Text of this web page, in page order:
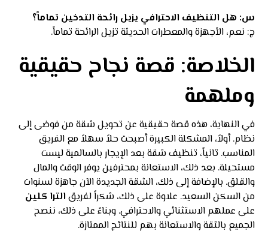
س: هل التنظيف الاحترافي يزيل رائحة التدخين تماماً؟
ج: نعم، الأجهزة والمعطرات الحديثة تزيل الرائحة تماماً.
الخلاصة: قصة نجاح حقيقية
وملهمة
في النهاية، هذه قصة حقيقية عن تحويل شقة من فوضى إلى
نظام. أولاً، المشكلة الكبيرة أصبحت حلاً سهلاً مع الفريق
المناسب. ثانياً، تنظيف شقة بعد الإيجار بالسالمية ليست
مستحيلة. بعد ذلك، الاستعانة بمحترفين يوفر الوقت والمال
والقلق. بالإضافة إلى ذلك، الشقة الجديدة الآن جاهزة لسنوات
من السكن السعيد. علاوة على ذلك، شكراً لفريق الترا كلين
على عملهم الاستثنائي والاحترافي. وبناءً على ذلك، ننصح
الجميع بالثقة والاستعانة بهم للنتائج الممتازة.